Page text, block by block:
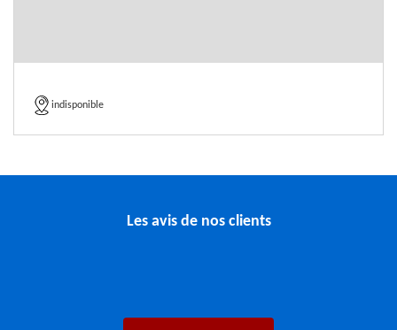
indisponible
Les avis de nos clients